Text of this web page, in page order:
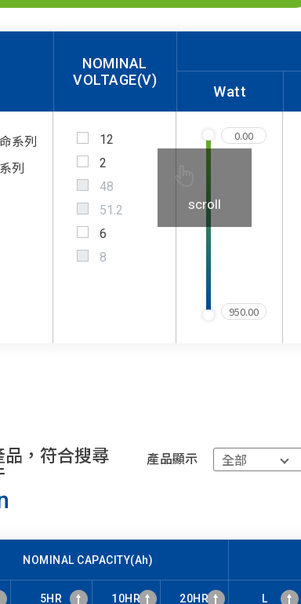
scroll
NOMINAL
VOLTAGE(V)
Watt
系列
列
12
2
48
51.2
6
8
品，符合搜尋
產品顯示
NOMINAL CAPACITY(Ah)
5HR 10HR 20HR L